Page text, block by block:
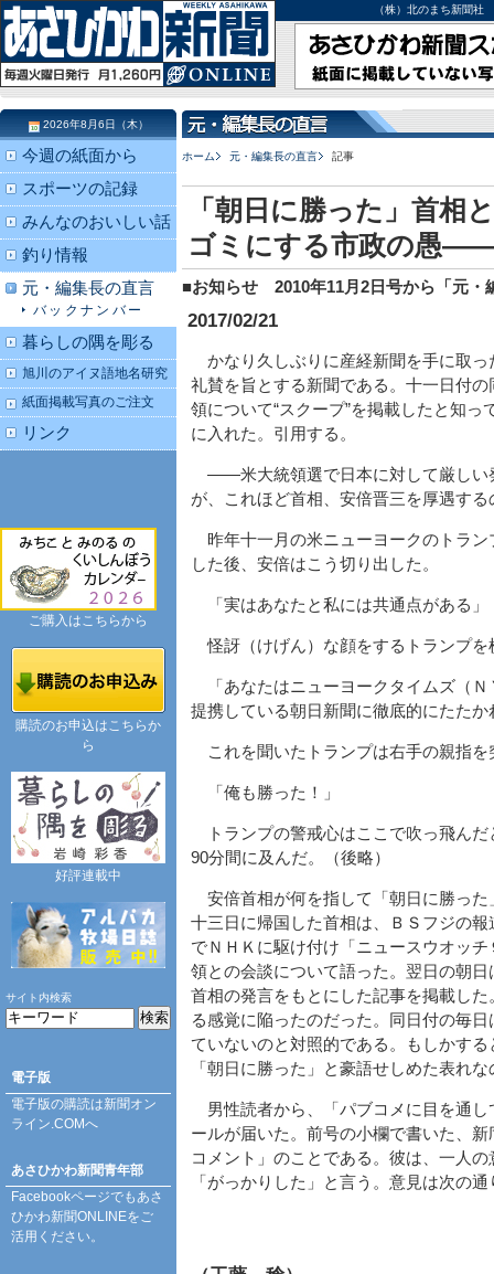
（株）北のまち新聞
ホーム 元・編集長の直言 記事
「朝日に勝った」首相
ゴミにする市政の愚
■お知らせ 2010年11月2日号から「元・
2017/02/21
かなり久しぶりに産経新聞を手に取っ
礼賛を旨とする新聞である。十一日付
領について“スクープ”を掲載したと知
に入れた。引用する。
――米大統領選で日本に対して厳しい
が、これほど首相、安倍晋三を厚遇す
昨年十一月の米ニューヨークのトラン
した後、安倍はこう切り出した。
「実はあなたと私には共通点がある」
怪訝（けげん）な顔をするトランプを
「あなたはニューヨークタイムズ（
提携している朝日新聞に徹底的にたた
これを聞いたトランプは右手の親指を
「俺も勝った！」
トランプの警戒心はここで吹っ飛んだ
90分間に及んだ。（後略）
安倍首相が何を指して「朝日に勝った
十三日に帰国した首相は、ＢＳフジの
でＮＨＫに駆け付け「ニュースウオッ
領との会談について語った。翌日の朝
首相の発言をもとにした記事を掲載し
る感覚に陥ったのだった。同日付の毎
ていないのと対照的である。もしかす
「朝日に勝った」と豪語せしめた表れ
男性読者から、「パブコメに目を通し
ールが届いた。前号の小欄で書いた、
コメント」のことである。彼は、一人
「がっかりした」と言う。意見は次の通
2026年8月6日（木）
今週の紙面から
スポーツの記録
みんなのおいしい話
釣り情報
元・編集長の直言
バックナンバー
暮らしの隅を彫る
旭川のアイヌ語地名研究
紙面掲載写真のご注文
リンク
ご購入はこちらから
購読のお申込はこちらか
ら
好評連載中
サイト内検索
電子版
電子版の購読は新聞オン
ライン.COMへ
あさひかわ新聞青年部
Facebookページでもあさ
ひかわ新聞ONLINEをご
活用ください。